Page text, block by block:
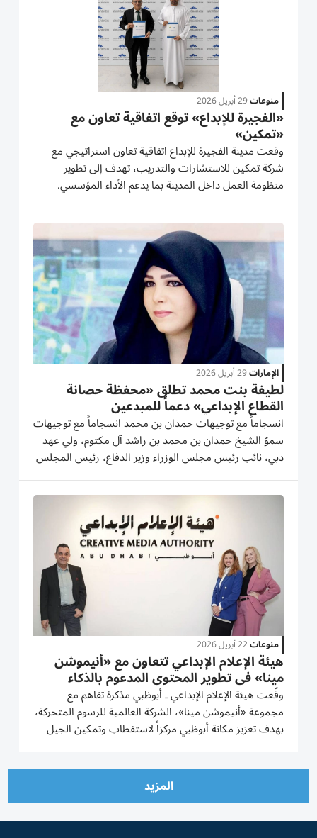
منوعات29 أبريل 2026
«الفجيرة للإبداع» توقع اتفاقية تعاون مع
«تمكين»
وقعت مدينة الفجيرة للإبداع اتفاقية تعاون استراتيجي مع
شركة تمكين للاستشارات والتدريب، تهدف إلى تطوير
منظومة العمل داخل المدينة بما يدعم الأداء المؤسسي.
وأكدت المدينة أن التعاون يأتي انطلاقاً من رؤيتها في تعزيز
التنافسية وتوفير بيئة محفزة للإبداع والمبدعين.
الإمارات29 أبريل 2026
لطيفة بنت محمد تطلق «محفظة حصانة
القطاع الإبداعي» دعماً للمبدعين
انسجاماً مع توجيهات حمدان بن محمد انسجاماً مع توجيهات
سموّ الشيخ حمدان بن محمد بن راشد آل مكتوم، ولي عهد
دبي، نائب رئيس مجلس الوزراء وزير الدفاع، رئيس المجلس
التنفيذي لإمارة دبي، بتقديم تسهيلات للقطاع الاقتصادي
لتعزيز قدرات المرونة والجاهزية والاستجابة السريعة
منوعات22 أبريل 2026
هيئة الإعلام الإبداعي تتعاون مع «أنيموشن
مينا» في تطوير المحتوى المدعوم بالذكاء
الاصطناعي
وقّعت هيئة الإعلام الإبداعي ـ أبوظبي مذكرة تفاهم مع
مجموعة «أنيموشن مينا»، الشركة العالمية للرسوم المتحركة،
بهدف تعزيز مكانة أبوظبي مركزاً لاستقطاب وتمكين الجيل
المزيد